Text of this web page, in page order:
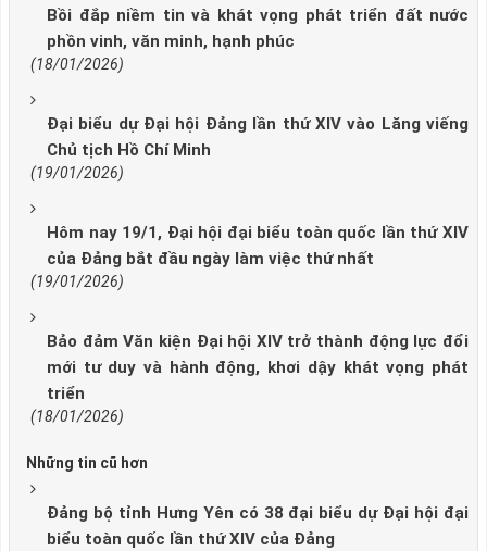
Bồi đắp niềm tin và khát vọng phát triển đất nước
phồn vinh, văn minh, hạnh phúc
(18/01/2026)
Đại biểu dự Đại hội Đảng lần thứ XIV vào Lăng viếng
Chủ tịch Hồ Chí Minh
(19/01/2026)
Hôm nay 19/1, Đại hội đại biểu toàn quốc lần thứ XIV
của Đảng bắt đầu ngày làm việc thứ nhất
(19/01/2026)
Bảo đảm Văn kiện Đại hội XIV trở thành động lực đổi
mới tư duy và hành động, khơi dậy khát vọng phát
triển
(18/01/2026)
Những tin cũ hơn
Đảng bộ tỉnh Hưng Yên có 38 đại biểu dự Đại hội đại
biểu toàn quốc lần thứ XIV của Đảng